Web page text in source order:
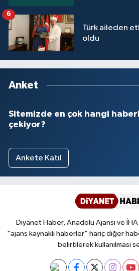
Türk aileden
oldu
6
Anket
Sitemizde en çok hangi
çekiyor?
Ankete Katıl
Diyanet Haber, Anadolu Ajansı ve
"ajans kaynaklı haberler" hariç diğer
belirtilerek kullanılması
Yalova Müftülüğü
Yozgat Müftülüğü